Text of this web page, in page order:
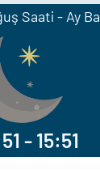
Saati - Ay
- 15:51